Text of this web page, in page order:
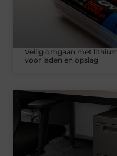
Veilig omgaan met
voor laden en opslag